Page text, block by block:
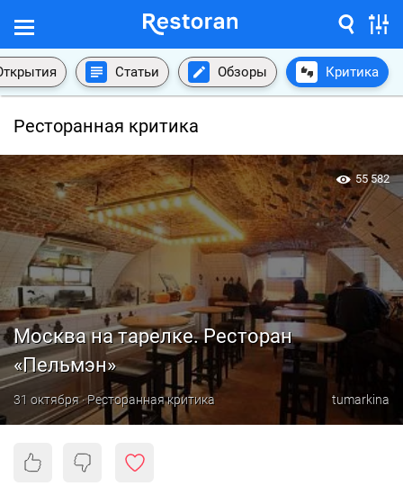
Статьи Обзоры Критика
Ресторанная критика
Москва на тарелке. Ресторан
«Пельмэн»
31 октября · Ресторанная критика tumarkina
55 582